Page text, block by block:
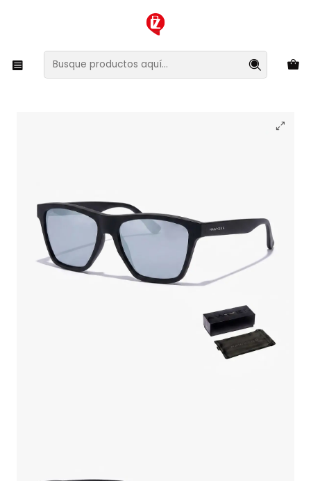
XMAS SALE ¡Compra antes de que la oferta termine!
Lentes y Accesorios Lentes de Sol
Lentes De Sol Hawkers One Ls Raw Black Chrome
HOLR21BLTO - Talla 54mm